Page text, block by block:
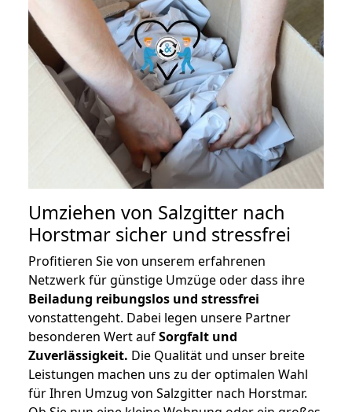
Umziehen von Salzgitter nach
Horstmar sicher und stressfrei
Profitieren Sie von unserem erfahrenen
Netzwerk für günstige Umzüge oder dass ihre
Beiladung reibungslos und stressfrei
vonstattengeht. Dabei legen unsere Partner
besonderen Wert aufSorgfalt und
Zuverlässigkeit. Die Qualität und unser breite
Leistungen machen uns zu der optimalen Wahl
für Ihren Umzug von Salzgitter nach Horstmar.